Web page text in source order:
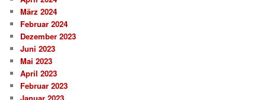
März 2024
Februar 2024
Dezember 2023
Juni 2023
Mai 2023
April 2023
Februar 2023